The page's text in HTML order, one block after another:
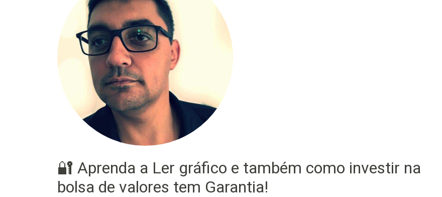
🔐 Aprenda a Ler gráfico e também como investir na
bolsa de valores tem Garantia!